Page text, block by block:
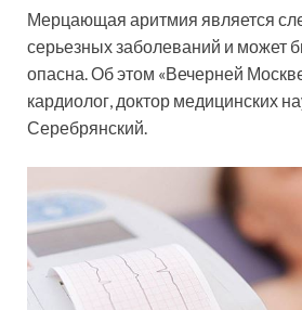
Мерцающая аритмия является
серьезных заболеваний и может
опасна. Об этом «Вечерней
кардиолог, доктор медицинских
Серебрянский.